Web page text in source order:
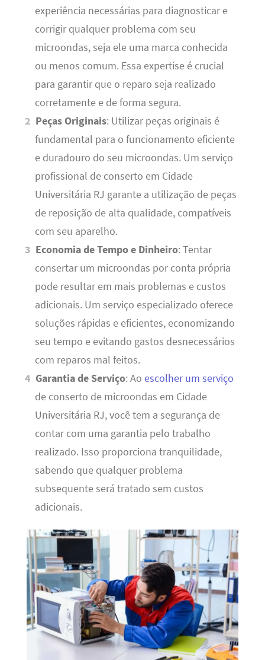
experiência necessárias para diagnosticar e
corrigir qualquer problema com seu
microondas, seja ele uma marca conhecida
ou menos comum. Essa expertise é crucial
para garantir que o reparo seja realizado
corretamente e de forma segura.
Peças Originais: Utilizar peças originais é
fundamental para o funcionamento eficiente
e duradouro do seu microondas. Um serviço
profissional de conserto em Cidade
Universitária RJ garante a utilização de peças
de reposição de alta qualidade, compatíveis
com seu aparelho.
Economia de Tempo e Dinheiro: Tentar
consertar um microondas por conta própria
pode resultar em mais problemas e custos
adicionais. Um serviço especializado oferece
soluções rápidas e eficientes, economizando
seu tempo e evitando gastos desnecessários
com reparos mal feitos.
Garantia de Serviço: Aoescolher um serviço
de conserto de microondas em Cidade
Universitária RJ, você tem a segurança de
contar com uma garantia pelo trabalho
realizado. Isso proporciona tranquilidade,
sabendo que qualquer problema
subsequente será tratado sem custos
adicionais.